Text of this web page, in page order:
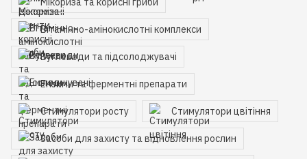
Вітамінно-амінокислотні комплекси
Вуглеводи та підсолоджувачі
Ензими та ферментні препарати
Стимулятори росту Стимулятори цвітіння
Засоби для захисту та відновлення рослин